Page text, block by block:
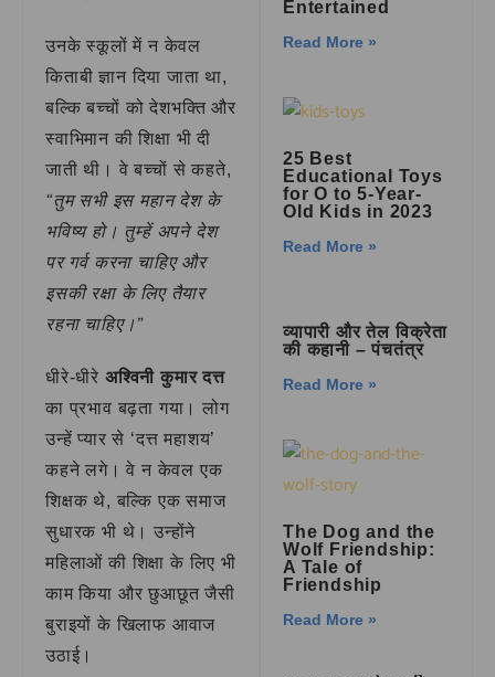
उनके स्कूलों में न केवल
किताबी ज्ञान दिया जाता था,
बल्कि बच्चों को देशभक्ति और
स्वाभिमान की शिक्षा भी दी
जाती थी। वे बच्चों से कहते,
“तुम सभी इस महान देश के
भविष्य हो। तुम्हें अपने देश
पर गर्व करना चाहिए और
इसकी रक्षा के लिए तैयार
रहना चाहिए।”
धीरे-धीरे अश्विनी कुमार दत्त
का प्रभाव बढ़ता गया। लोग
उन्हें प्यार से ‘दत्त महाशय’
कहने लगे। वे न केवल एक
शिक्षक थे, बल्कि एक समाज
सुधारक भी थे। उन्होंने
महिलाओं की शिक्षा के लिए भी
काम किया और छुआछूत जैसी
बुराइयों के खिलाफ आवाज
उठाई।
Entertained
Read More »
25 Best
Educational Toys
for O to 5-Year-
Old Kids in 2023
Read More »
व्यापारी और तेल विक्रेता
की कहानी – पंचतंत्र
Read More »
The Dog and the
Wolf Friendship:
A Tale of
Friendship
Read More »